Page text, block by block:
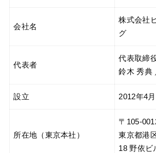
会社名
株式会社
グ
代表者
代表取締
鈴木 秀典
設立 2012年4月
所在地（東京本社）
〒105-
東京都港
18 野依ビ